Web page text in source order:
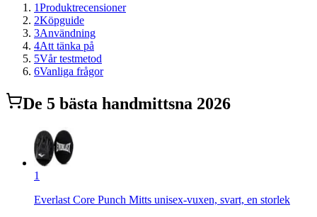
1Produktrecensioner
2Köpguide
3Användning
4Att tänka på
5Vår testmetod
6Vanliga frågor
De 5 bästa handmittsna 2026
1
Everlast Core Punch Mitts unisex-vuxen, svart, en storlek